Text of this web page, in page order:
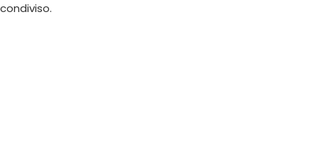
condiviso.